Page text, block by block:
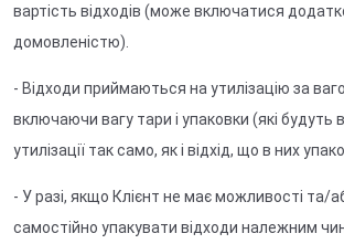
вартість відходів (може включатися
домовленістю).
- Відходи приймаються на утилізацію за
включаючи вагу тари і упаковки (які будуть
утилізації так само, як і відхід, що в них
- У разі, якщо Клієнт не має можливості та/
самостійно упакувати відходи належним